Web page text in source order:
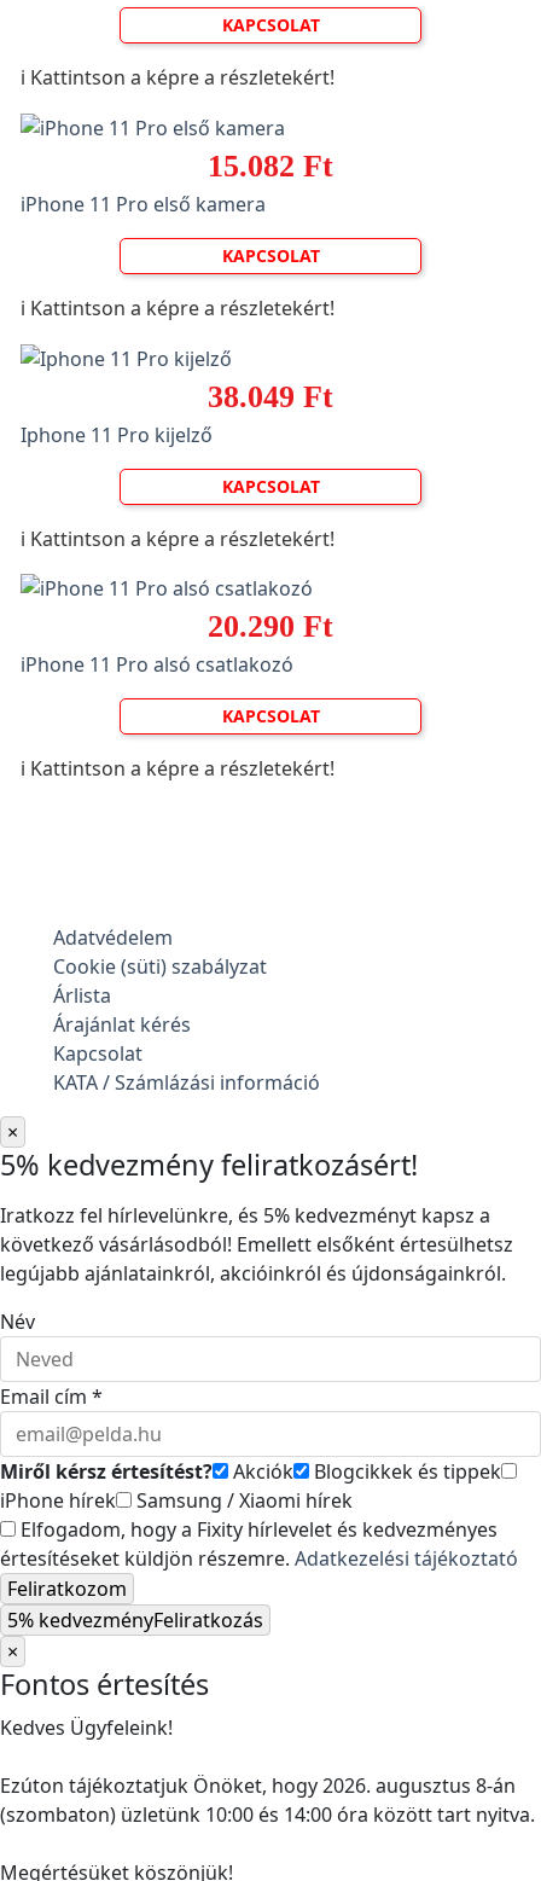
KAPCSOLAT
ℹ️ Kattintson a képre a részletekért!
15.082 Ft
iPhone 11 Pro első kamera
KAPCSOLAT
ℹ️ Kattintson a képre a részletekért!
38.049 Ft
Iphone 11 Pro kijelző
KAPCSOLAT
ℹ️ Kattintson a képre a részletekért!
20.290 Ft
iPhone 11 Pro alsó csatlakozó
KAPCSOLAT
ℹ️ Kattintson a képre a részletekért!
Adatvédelem
Cookie (süti) szabályzat
Árlista
Árajánlat kérés
Kapcsolat
KATA / Számlázási információ
×
5% kedvezmény feliratkozásért!
Iratkozz fel hírlevelünkre, és 5% kedvezményt kapsz a
következő vásárlásodból! Emellett elsőként értesülhetsz
legújabb ajánlatainkról, akcióinkról és újdonságainkról.
Név
Email cím *
Miről kérsz értesítést? Akciók
Blogcikkek és tippek
iPhone hírek
Samsung / Xiaomi hírek
Elfogadom, hogy a Fixity hírlevelet és kedvezményes
értesítéseket küldjön részemre. Adatkezelési tájékoztató
Feliratkozom
5% kedvezményFeliratkozás
×
Fontos értesítés
Kedves Ügyfeleink!
Ezúton tájékoztatjuk Önöket, hogy 2026. augusztus 8-án
(szombaton) üzletünk 10:00 és 14:00 óra között tart nyitva.
Megértésüket köszönjük!